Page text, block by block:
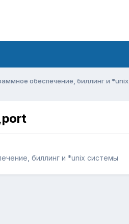
обеспечение, биллинг и
биллинг и *unix системы